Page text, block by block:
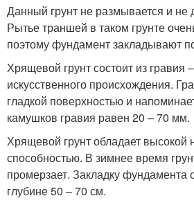
Данный грунт не размывается и не
Рытье траншей в таком грунте
поэтому фундамент закладывают
Хрящевой грунт состоит из гравия
искусственного происхождения.
гладкой поверхностью и
камушков гравия равен 20 – 70 мм.
Хрящевой грунт обладает высокой
способностью. В зимнее время
промерзает. Закладку фундамента
глубине 50 – 70 см.